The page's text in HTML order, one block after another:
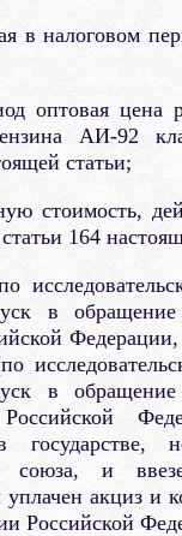
в налоговом
оптовая цена
АИ-92
статьи;
стоимость,
164
в
в
государстве,
союза, и
акциз и
Российской